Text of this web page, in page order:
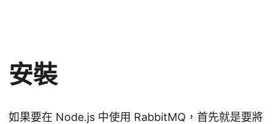
安裝
如果要在 Node.js 中使用 RabbitMQ，首先就是要將